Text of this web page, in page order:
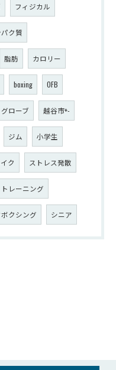
フィジカル
ク質
脂肪 カロリー
boxing OFB
グローブ 越谷市+-
ジム 小学生
ク ストレス発散
トレーニング
クシング シニア